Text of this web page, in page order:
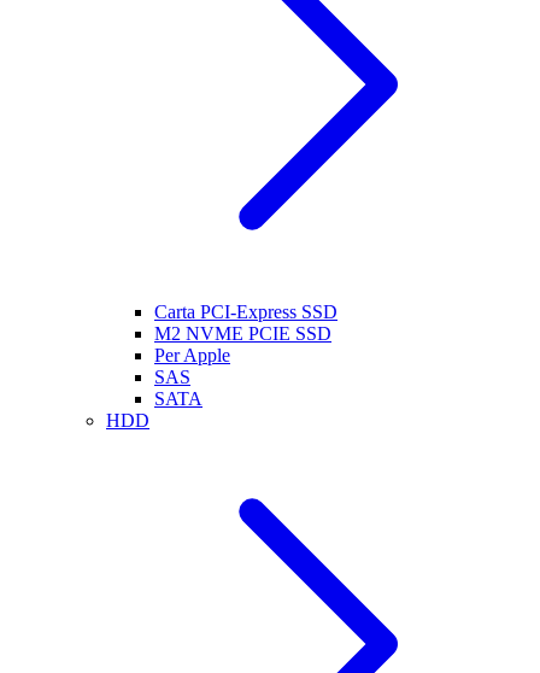
Carta PCI-Express SSD
M2 NVME PCIE SSD
Per Apple
SAS
SATA
HDD